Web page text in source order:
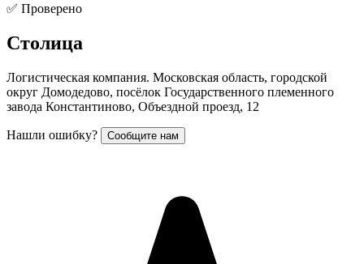
✅ Проверено
Столица
Логистическая компания. Московская область, городской
округ Домодедово, посёлок Государственного племенного
завода Константиново, Объездной проезд, 12
Нашли ошибку? Сообщите нам